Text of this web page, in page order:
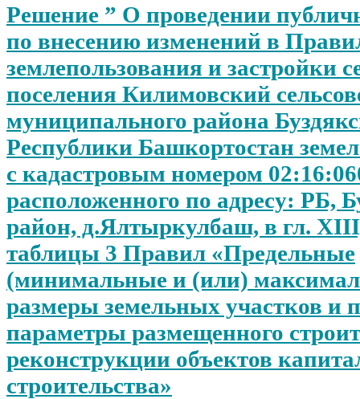
Решение ” О проведении
по внесению изменений в
землепользования и застройки
поселения Килимовский
муниципального района
Республики Башкортостан
с кадастровым номером
расположенного по адресу: РБ,
район, д.Ялтыркулбаш, в гл.
таблицы 3 Правил «Предельные
(минимальные и (или)
размеры земельных участков и
параметры размещенного
реконструкции объектов
строительства»